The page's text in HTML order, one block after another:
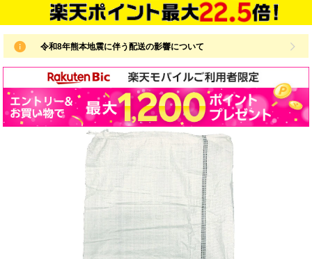
令和8年熊本地震に伴う配送の影響について